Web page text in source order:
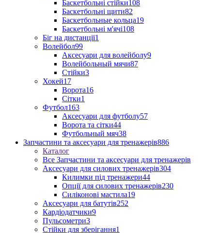
Баскетбольні стійки108
Баскетбольні щити82
Баскетбольные кольца19
Баскетбольні м'ячі108
Біг на дистанції1
Волейбол99
Аксесуари для волейболу9
Волейбольный мячи87
Стійки3
Хокей17
Ворота16
Сітки1
Футбол163
Аксесуари для футболу57
Ворота та сітки44
Футбольный мяч38
Запчастини та аксесуари для тренажерів886
Каталог
Все Запчастини та аксесуари для тренажерів
Аксесуари для силових тренажерів304
Килимки під тренажери44
Опції для силових тренажерів230
Силіконові мастила19
Аксесуари для батутів252
Кардіодатчики9
Пульсометри3
Стійки для зберігання1